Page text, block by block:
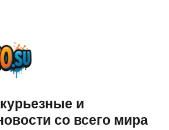
и
со всего мира